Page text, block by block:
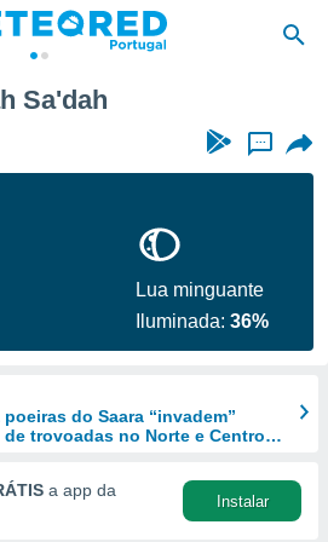
Sa'dah
...
Lua minguante
Iluminada:36%
do Saara “invadem”
trovoadas no Norte e Centro
a app da
Instalar